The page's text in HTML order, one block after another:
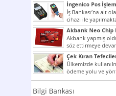
İngenico Pos
İş Bankası’na ait
cihazı ile
Akbank Neo Chip
Kullanılır?
Akbank yapmış
söz ettirmeye
potansiyelini
Çek Kıran
Ülkemizde
ödeme yolu ve
beraber bunlar...
Bilgi Bankası